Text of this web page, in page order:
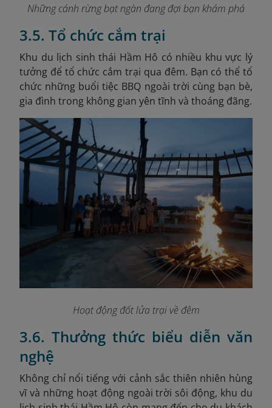
Những cánh rừng bạt ngàn đang đợi bạn khám phá
3.5. Tổ chức cắm trại
Khu du lịch sinh thái Hầm Hô có nhiều khu vực lý
tưởng để tổ chức cắm trại qua đêm. Bạn có thể tổ
chức những buổi tiệc BBQ ngoài trời cùng bạn bè,
gia đình trong không gian yên tĩnh và thoáng đãng.
Hoạt động đốt lửa trại về đêm
3.6. Thưởng thức biểu diễn văn
nghệ
Không chỉ nổi tiếng với cảnh sắc thiên nhiên hùng
vĩ và những hoạt động ngoài trời sôi động, khu du